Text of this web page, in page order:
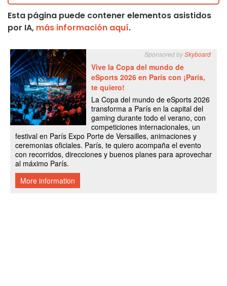
Esta página puede contener elementos asistidos
por IA, más información aquí.